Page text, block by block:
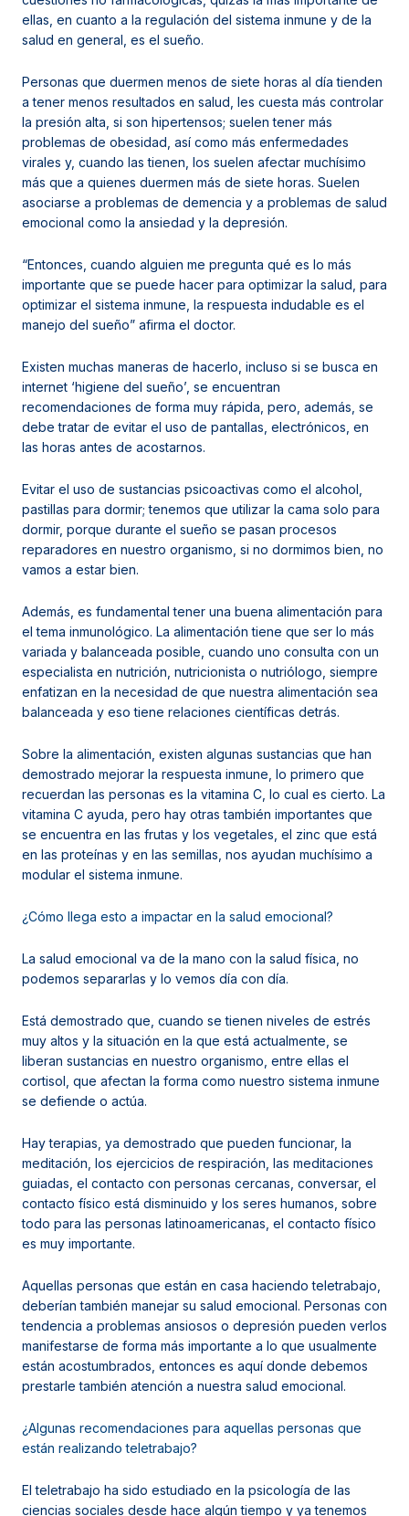
ellas, en cuanto a la regulación del sistema inmune y de la
salud en general, es el sueño.
Personas que duermen menos de siete horas al día tienden
a tener menos resultados en salud, les cuesta más controlar
la presión alta, si son hipertensos; suelen tener más
problemas de obesidad, así como más enfermedades
virales y, cuando las tienen, los suelen afectar muchísimo
más que a quienes duermen más de siete horas. Suelen
asociarse a problemas de demencia y a problemas de salud
emocional como la ansiedad y la depresión.
“Entonces, cuando alguien me pregunta qué es lo más
importante que se puede hacer para optimizar la salud, para
optimizar el sistema inmune, la respuesta indudable es el
manejo del sueño” afirma el doctor.
Existen muchas maneras de hacerlo, incluso si se busca en
internet ‘higiene del sueño’, se encuentran
recomendaciones de forma muy rápida, pero, además, se
debe tratar de evitar el uso de pantallas, electrónicos, en
las horas antes de acostarnos.
Evitar el uso de sustancias psicoactivas como el alcohol,
pastillas para dormir; tenemos que utilizar la cama solo para
dormir, porque durante el sueño se pasan procesos
reparadores en nuestro organismo, si no dormimos bien, no
vamos a estar bien.
Además, es fundamental tener una buena alimentación para
el tema inmunológico. La alimentación tiene que ser lo más
variada y balanceada posible, cuando uno consulta con un
especialista en nutrición, nutricionista o nutriólogo, siempre
enfatizan en la necesidad de que nuestra alimentación sea
balanceada y eso tiene relaciones científicas detrás.
Sobre la alimentación, existen algunas sustancias que han
demostrado mejorar la respuesta inmune, lo primero que
recuerdan las personas es la vitamina C, lo cual es cierto. La
vitamina C ayuda, pero hay otras también importantes que
se encuentra en las frutas y los vegetales, el zinc que está
en las proteínas y en las semillas, nos ayudan muchísimo a
modular el sistema inmune.
¿Cómo llega esto a impactar en la salud emocional?
La salud emocional va de la mano con la salud física, no
podemos separarlas y lo vemos día con día.
Está demostrado que, cuando se tienen niveles de estrés
muy altos y la situación en la que está actualmente, se
liberan sustancias en nuestro organismo, entre ellas el
cortisol, que afectan la forma como nuestro sistema inmune
se defiende o actúa.
Hay terapias, ya demostrado que pueden funcionar, la
meditación, los ejercicios de respiración, las meditaciones
guiadas, el contacto con personas cercanas, conversar, el
contacto físico está disminuido y los seres humanos, sobre
todo para las personas latinoamericanas, el contacto físico
es muy importante.
Aquellas personas que están en casa haciendo teletrabajo,
deberían también manejar su salud emocional. Personas con
tendencia a problemas ansiosos o depresión pueden verlos
manifestarse de forma más importante a lo que usualmente
están acostumbrados, entonces es aquí donde debemos
prestarle también atención a nuestra salud emocional.
¿Algunas recomendaciones para aquellas personas que
están realizando teletrabajo?
El teletrabajo ha sido estudiado en la psicología de las
ciencias sociales desde hace algún tiempo y ya tenemos